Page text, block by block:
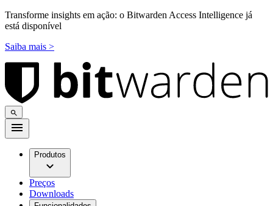
Transforme insights em ação: o Bitwarden Access Intelligence já
está disponível
Saiba mais >
Produtos
Preços
Downloads